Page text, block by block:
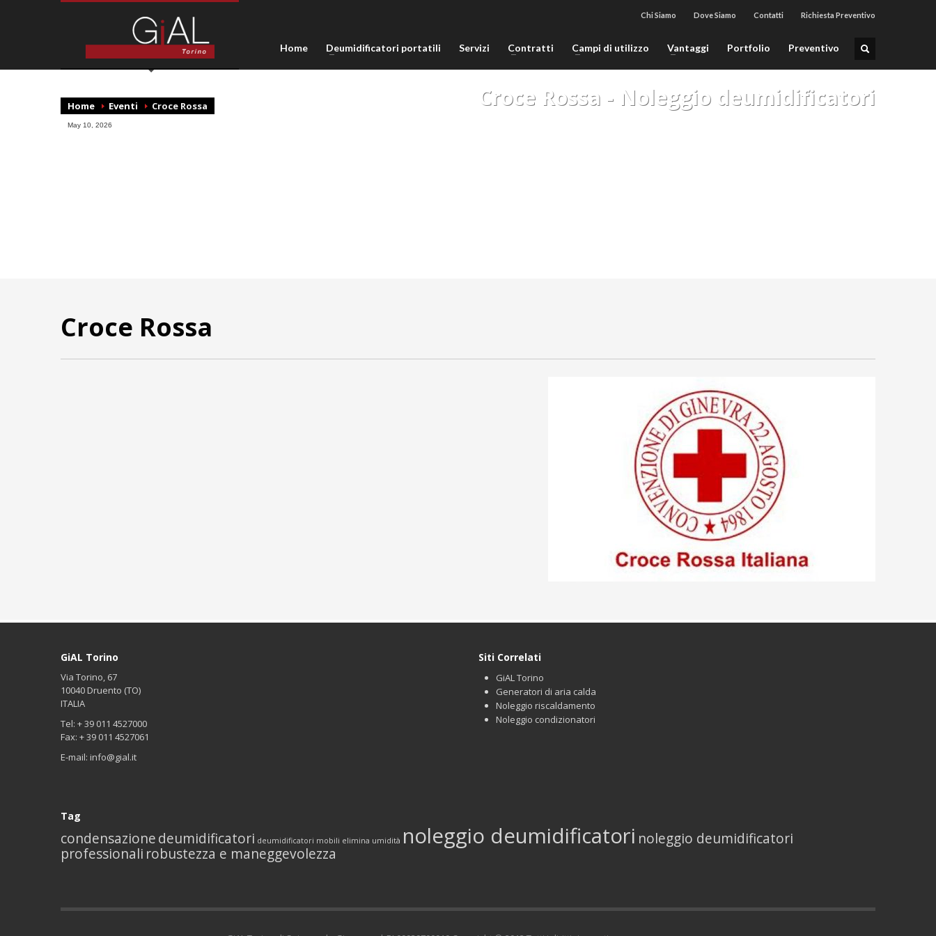
Chi Siamo Dove Siamo Contatti Richiesta Preventivo
Home Deumidificatori portatili Servizi Contratti Campi di utilizzo Vantaggi Portfolio Preventivo
Home Eventi Croce Rossa
May 10, 2026
Croce Rossa - Noleggio deumidificatori
Croce Rossa
GiAL Torino
Via Torino, 67
10040 Druento (TO)
ITALIA
Tel: + 39 011 4527000
Fax: + 39 011 4527061
E-mail: info@gial.it
Siti Correlati
GiAL Torino
Generatori di aria calda
Noleggio riscaldamento
Noleggio condizionatori
Tag
condensazionedeumidificatori deumidificatori mobili elimina umidità noleggio deumidificatori noleggio deumidificatori
professionali robustezza e maneggevolezza